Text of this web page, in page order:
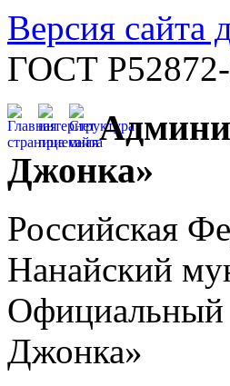
Версия сайта
ГОСТ
Джонка»
Российская
Нанайский
Официальный
Джонка»